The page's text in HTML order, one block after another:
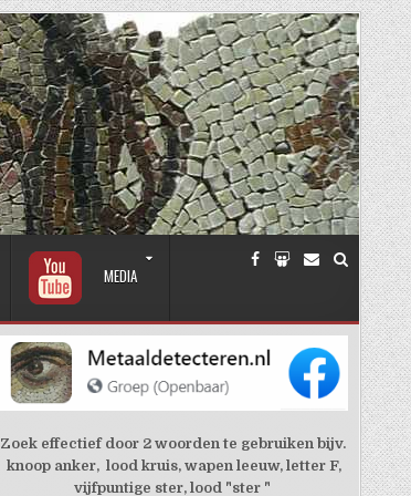
MEDIA
Zoek effectief door 2 woorden te gebruiken bijv.
knoop anker, lood kruis, wapen leeuw, letter F,
vijfpuntige ster, lood "ster "